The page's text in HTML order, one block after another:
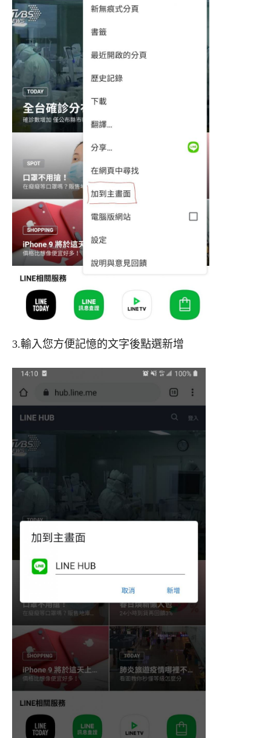
3.輸入您方便記憶的文字後點選新增